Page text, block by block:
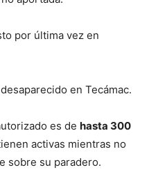
por última vez en
en Tecámac.
es de hasta 300
activas mientras no
sobre su paradero.